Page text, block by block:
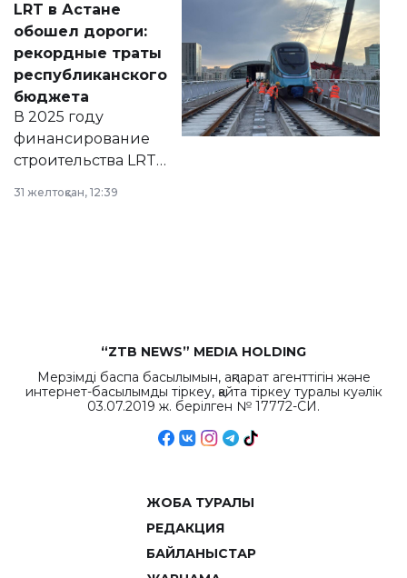
документ
появился в базе
нормативных
правовых актов и
на сайте маслихат
города.
LRT в Астане
обошел дороги:
рекордные траты
республиканского
бюджета
В 2025 году
финансирование
строительства LRT
республиканского
31 желтоқсан, 12:39
“ZTB NEWS” MEDIA HOLDING
Мерзімді баспа басылымын, ақпарат агенттігін және
интернет-басылымды тіркеу, қайта тіркеу туралы куәлік
03.07.2019 ж. берілген № 17772-СИ.
ЖОБА ТУРАЛЫ
РЕДАКЦИЯ
БАЙЛАНЫСТАР